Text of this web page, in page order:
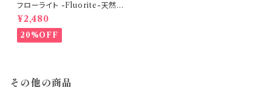
フローライト -Fluorite-天然石
ピラミッド型No.01 【1点物 パワ
ーストーン♡物事の打開・ストレ
スからの解放・ヒーリング・イン
スピレーション・新たな挑戦♡浄
¥2,480
20%OFF
その他の商品